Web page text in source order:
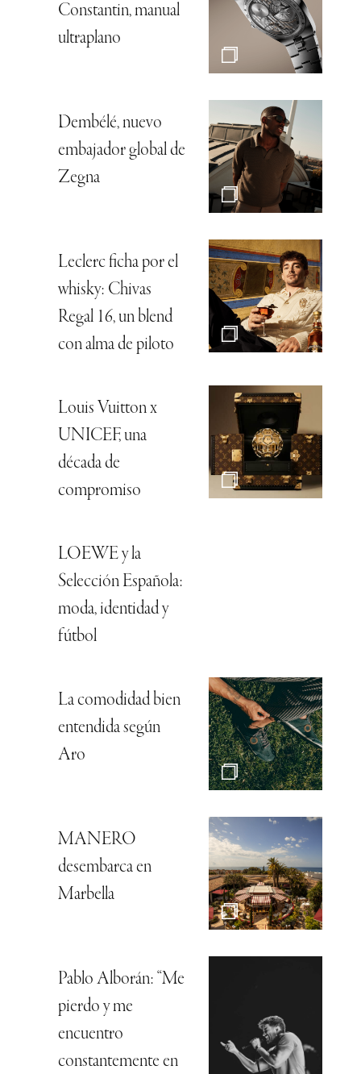
Constantin, manual
ultraplano
Dembélé, nuevo
embajador global de
Zegna
Leclerc ficha por el
whisky: Chivas
Regal 16, un blend
con alma de piloto
Louis Vuitton x
UNICEF, una
década de
compromiso
LOEWE y la
Selección Española:
moda, identidad y
fútbol
La comodidad bien
entendida según
Aro
MANERO
desembarca en
Marbella
Pablo Alborán: “Me
pierdo y me
encuentro
constantemente en